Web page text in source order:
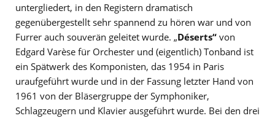
untergliedert, in den Registern dramatisch
gegenübergestellt sehr spannend zu hören war und von
Furrer auch souverän geleitet wurde. „Déserts“ von
Edgard Varèse für Orchester und (eigentlich) Tonband ist
ein Spätwerk des Komponisten, das 1954 in Paris
uraufgeführt wurde und in der Fassung letzter Hand von
1961 von der Bläsergruppe der Symphoniker,
Schlagzeugern und Klavier ausgeführt wurde. Bei den drei